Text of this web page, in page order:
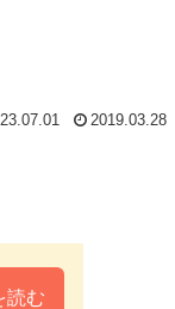
2019.03.28
読む